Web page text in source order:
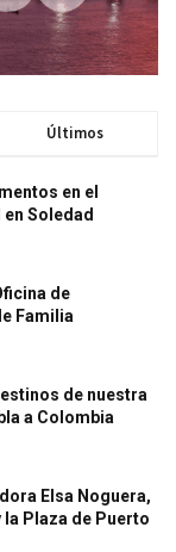
Últimos
en el
Soledad
de
Familia
de nuestra
a Colombia
Elsa Noguera,
Plaza de Puerto